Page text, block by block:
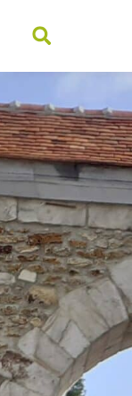
principal